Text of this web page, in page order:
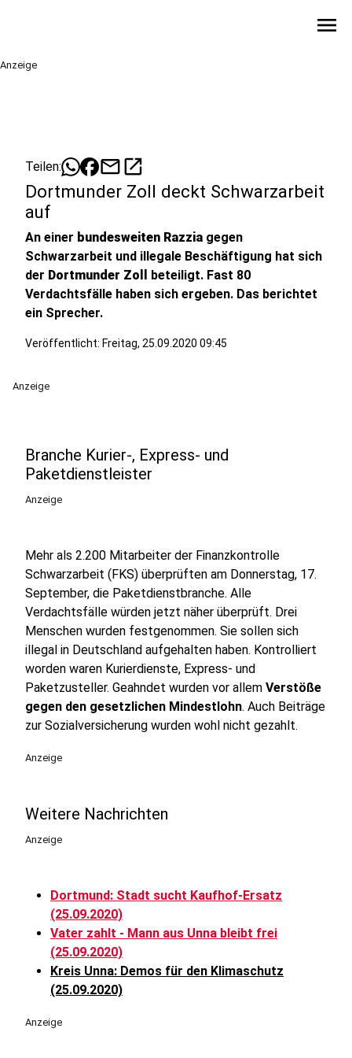
menu
Anzeige
Teilen: mailopen_in_new
Dortmunder Zoll deckt Schwarzarbeit
auf
An einer bundesweiten Razzia gegen
Schwarzarbeit und illegale Beschäftigung hat sich
der Dortmunder Zoll beteiligt. Fast 80
Verdachtsfälle haben sich ergeben. Das berichtet
ein Sprecher.
Veröffentlicht: Freitag, 25.09.2020 09:45
Anzeige
Branche Kurier-, Express- und
Paketdienstleister
Anzeige
Mehr als 2.200 Mitarbeiter der Finanzkontrolle
Schwarzarbeit (FKS) überprüften am Donnerstag, 17.
September, die Paketdienstbranche. Alle
Verdachtsfälle würden jetzt näher überprüft. Drei
Menschen wurden festgenommen. Sie sollen sich
illegal in Deutschland aufgehalten haben. Kontrolliert
worden waren Kurierdienste, Express- und
Paketzusteller. Geahndet wurden vor allem Verstöße
gegen den gesetzlichen Mindestlohn. Auch Beiträge
zur Sozialversicherung wurden wohl nicht gezahlt.
Anzeige
Weitere Nachrichten
Anzeige
Dortmund: Stadt sucht Kaufhof-Ersatz
(25.09.2020)
Vater zahlt - Mann aus Unna bleibt frei
(25.09.2020)
Kreis Unna: Demos für den Klimaschutz
(25.09.2020)
Anzeige